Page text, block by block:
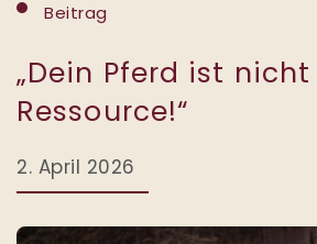
Beitrag
„Dein Pferd ist
Ressource!“
2. April 2026